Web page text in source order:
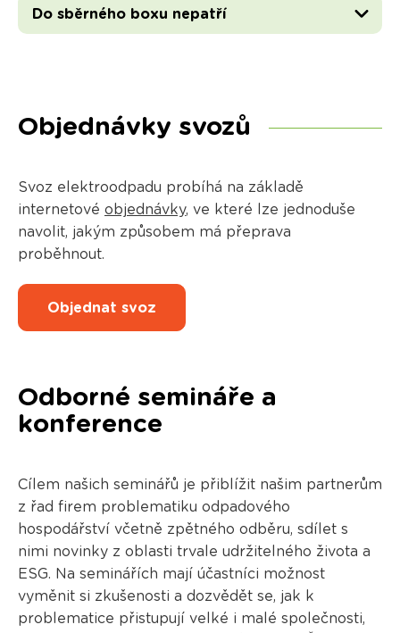
Do sběrného boxu nepatří
Objednávky svozů
Svoz elektroodpadu probíhá na základě
internetové objednávky, ve které lze jednoduše
navolit, jakým způsobem má přeprava
proběhnout.
Objednat svoz
Odborné semináře a
konference
Cílem našich seminářů je přiblížit našim partnerům
z řad firem problematiku odpadového
hospodářství včetně zpětného odběru, sdílet s
nimi novinky z oblasti trvale udržitelného života a
ESG. Na seminářích mají účastníci možnost
vyměnit si zkušenosti a dozvědět se, jak k
problematice přistupují velké i malé společnosti,